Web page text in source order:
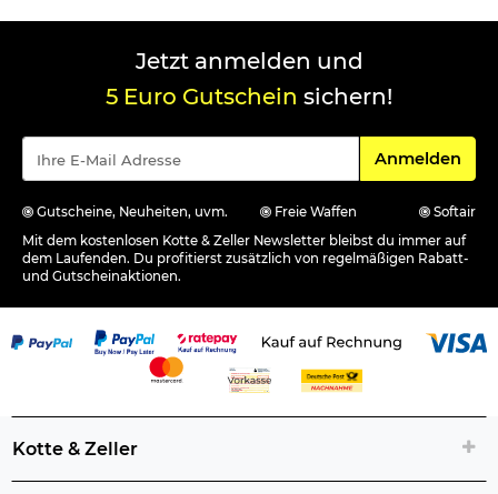
Jetzt anmelden und
5 Euro Gutschein sichern!
Für den
Anmelden
Gutscheine, Neuheiten, uvm. Freie Waffen
Softair
Mit dem kostenlosen Kotte & Zeller Newsletter bleibst du immer auf
dem Laufenden. Du profitierst zusätzlich von regelmäßigen Rabatt-
und Gutscheinaktionen.
Kotte & Zeller